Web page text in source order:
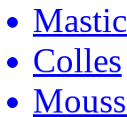
Colles